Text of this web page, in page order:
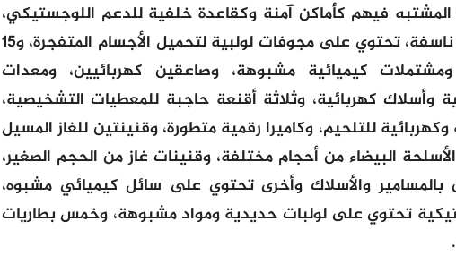
فيهم كأماكن آمنة وكقاعدة خلفية للدعم اللوجستيكي،
أسفرت عن حجز ثلاثة أحزمة ناسفة، تحتوي على مجوفات لولبية لتحميل الأجسام المتفجرة، و15
كيميائية مشبوهة، وصاعقين كهربائيين، ومعدات
وأسلاك كهربائية، وثلاثة أقنعة حاجبة للمعطيات التشخيصية،
للتلحيم، وكاميرا رقمية متطورة، وقنينتين للغاز المسيل
البيضاء من أحجام مختلفة، وقنينات غاز من الحجم الصغير،
والأسلاك وأخرى تحتوي على سائل كيميائي مشبوه،
تحتوي على لولبات حديدية ومواد مشبوهة، وخمس بطاريات